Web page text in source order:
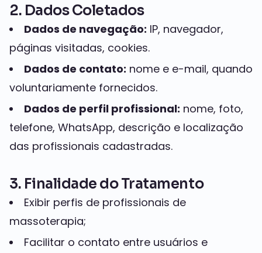
2. Dados Coletados
Dados de navegação: IP, navegador,
páginas visitadas, cookies.
Dados de contato: nome e e-mail, quando
voluntariamente fornecidos.
Dados de perfil profissional: nome, foto,
telefone, WhatsApp, descrição e localização
das profissionais cadastradas.
3. Finalidade do Tratamento
Exibir perfis de profissionais de
massoterapia;
Facilitar o contato entre usuários e